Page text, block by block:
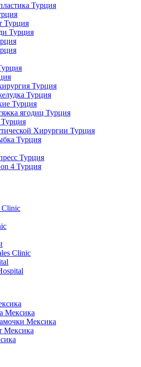
Турция
Турция
Турция
Турция
Турция
Турция
ягодиц Турция
Турция
Хирургии Турция
Турция
Турция
4 Турция
Clinic
Clinic
Мексика
Мексика
Мексика